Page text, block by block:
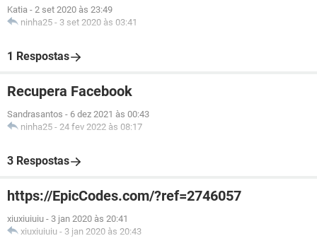
Katia - 2 set 2020 às 23:49
ninha25 - 3 set 2020 às 03:41
1 Respostas
Recupera Facebook
Sandrasantos - 6 dez 2021 às 00:43
ninha25 - 24 fev 2022 às 08:17
3 Respostas
https://EpicCodes.com/?ref=2746057
xiuxiuiuiu - 3 jan 2020 às 20:41
xiuxiuiuiu - 3 jan 2020 às 20:43